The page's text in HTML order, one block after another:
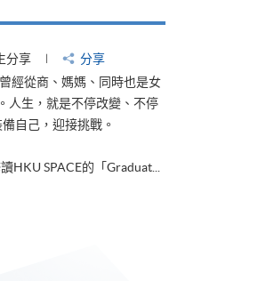
分享
分享
經從商、媽媽、同時也是女
人生，就是不停改變、不停
自己，迎接挑戰。
HKU SPACE的「Graduat...